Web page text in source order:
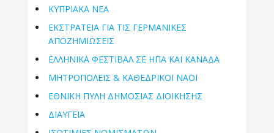
ΚΥΠΡΙΑΚΑ ΝΕΑ
ΕΚΣΤΡΑΤΕΙΑ ΓΙΑ ΤΙΣ ΓΕΡΜΑΝΙΚΕΣ
ΑΠΟΖΗΜΙΩΣΕΙΣ
ΕΛΛΗΝΙΚΆ ΦΕΣΤΙΒΆΛ ΣΕ ΗΠΑ ΚΑΙ ΚΑΝΑΔΑ
ΜΗΤΡΟΠΌΛΕΙΣ & ΚΑΘΕΔΡΙΚΟΊ ΝΑΟΊ
ΕΘΝΙΚΉ ΠΎΛΗ ΔΗΜΌΣΙΑΣ ΔΙΟΊΚΗΣΗΣ
ΔΙΑΥΓΕΙΑ